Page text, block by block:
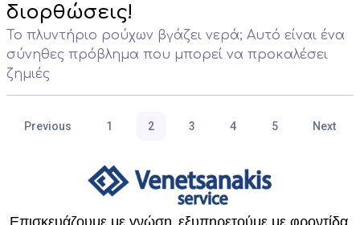
διορθώσεις!
Το πλυντήριο ρούχων βγάζει νερά; Αυτό είναι ένα
σύνηθες πρόβλημα που μπορεί να προκαλέσει
ζημιές
Previous 1 2 3 4 5 Next